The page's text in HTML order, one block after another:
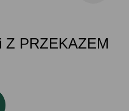
Z PRZEKAZEM